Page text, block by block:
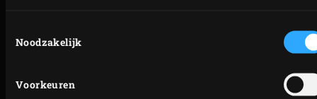
Noodzakelijk
Voorkeuren
Zet de skillet op een hittebestendige ondergrond en
meng de sushiazijn en sojasaus door de dressing.
Door de hitte van het gietijzer zal de dressing maar
iets afkoelen, dit is ook de bedoeling.